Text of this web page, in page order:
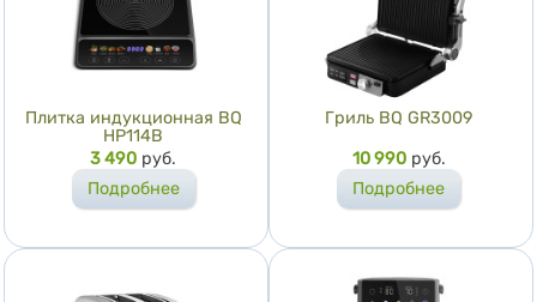
Плитка индукционная BQ
HP114B
Цена
3 490 руб.
Подробнее
Гриль BQ GR3009
Цена
10 990 руб.
Подробнее